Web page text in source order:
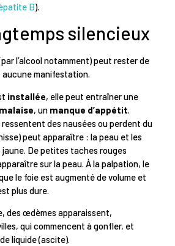
B).
silencieux
l’alcool notamment) peut rester de
aucune manifestation.
installée, elle peut entraîner une
malaise, un manque d’appétit.
des nausées ou perdent du
peut apparaître : la peau et les
De petites taches rouges
sur la peau. À la palpation, le
le foie est augmenté de volume et
plus dure.
des œdèmes apparaissent,
qui commencent à gonfler, et
liquide (ascite).